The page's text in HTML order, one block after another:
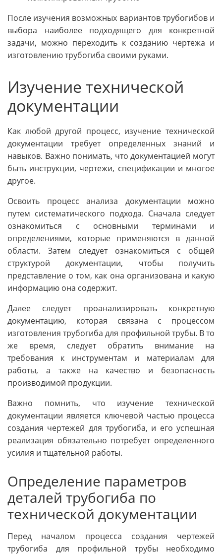
После изучения возможных вариантов трубогибов и
выбора наиболее подходящего для конкретной
задачи, можно переходить к созданию чертежа и
изготовлению трубогиба своими руками.
Изучение технической
документации
Как любой другой процесс, изучение технической
документации требует определенных знаний и
навыков. Важно понимать, что документацией могут
быть инструкции, чертежи, спецификации и многое
другое.
Освоить процесс анализа документации можно
путем систематического подхода. Сначала следует
ознакомиться с основными терминами и
определениями, которые применяются в данной
области. Затем следует ознакомиться с общей
структурой документации, чтобы получить
представление о том, как она организована и какую
информацию она содержит.
Далее следует проанализировать конкретную
документацию, которая связана с процессом
изготовления трубогиба для профильной трубы. В то
же время, следует обратить внимание на
требования к инструментам и материалам для
работы, а также на качество и безопасность
производимой продукции.
Важно помнить, что изучение технической
документации является ключевой частью процесса
создания чертежей для трубогиба, и его успешная
реализация обязательно потребует определенного
усилия и тщательной работы.
Определение параметров
деталей трубогиба по
технической документации
Перед началом процесса создания чертежей
трубогиба для профильной трубы необходимо